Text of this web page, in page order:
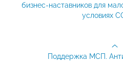
бизнес-наставников для
условиях
Поддержка МСП.